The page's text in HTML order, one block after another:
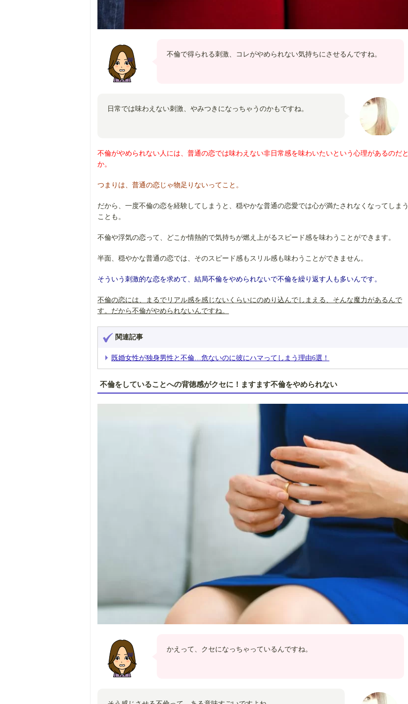
不倫で得られる刺激、コレがやめられない気持ちにさせるんですね。
日常では味わえない刺激、やみつきになっちゃうのかもですね。
不倫がやめられない人には、普通の恋では味わえない非日常感を味わいたいという心理があるのだと
か。
つまりは、普通の恋じゃ物足りないってこと。
だから、一度不倫の恋を経験してしまうと、穏やかな普通の恋愛では心が満たされなくなってしまう
ことも。
不倫や浮気の恋って、どこか情熱的で気持ちが燃え上がるスピード感を味わうことができます。
半面、穏やかな普通の恋では、そのスピード感もスリル感も味わうことができません。
そういう刺激的な恋を求めて、結局不倫をやめられないで不倫を繰り返す人も多いんです。
不倫の恋には、まるでリアル感を感じないくらいにのめり込んでしまえる、そんな魔力があるんで
す。だから不倫がやめられないんですね。
関連記事
既婚女性が独身男性と不倫…危ないのに彼にハマってしまう理由6選！
不倫をしていることへの背徳感がクセに！ますます不倫をやめられない
かえって、クセになっちゃっているんですね。